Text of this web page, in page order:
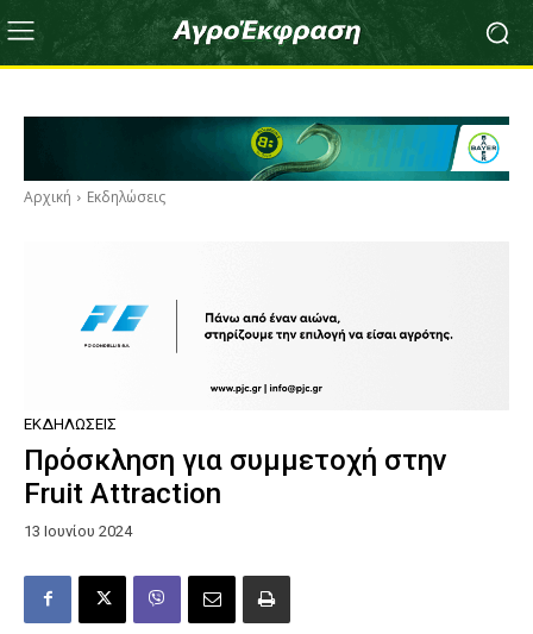
Αρχική Εκδηλώσεις
ΕΚΔΗΛΏΣΕΙΣ
Πρόσκληση για συμμετοχή στην
Fruit Attraction
13 Ιουνίου 2024